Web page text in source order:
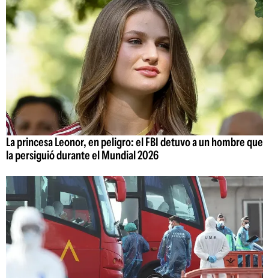
La princesa Leonor, en peligro: el FBI detuvo a un hombre que
la persiguió durante el Mundial 2026